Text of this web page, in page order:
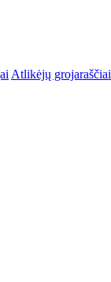
Atlikėjų grojaraščiai